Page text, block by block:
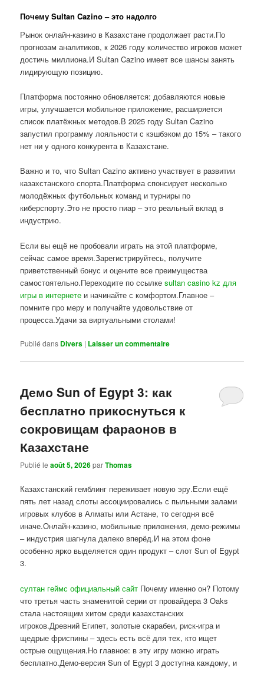
Почему Sultan Cazino – это надолго
Рынок онлайн-казино в Казахстане продолжает расти.По
прогнозам аналитиков, к 2026 году количество игроков может
достичь миллиона.И Sultan Cazino имеет все шансы занять
лидирующую позицию.
Платформа постоянно обновляется: добавляются новые
игры, улучшается мобильное приложение, расширяется
список платёжных методов.В 2025 году Sultan Cazino
запустил программу лояльности с кэшбэком до 15% – такого
нет ни у одного конкурента в Казахстане.
Важно и то, что Sultan Cazino активно участвует в развитии
казахстанского спорта.Платформа спонсирует несколько
молодёжных футбольных команд и турниры по
киберспорту.Это не просто пиар – это реальный вклад в
индустрию.
Если вы ещё не пробовали играть на этой платформе,
сейчас самое время.Зарегистрируйтесь, получите
приветственный бонус и оцените все преимущества
самостоятельно.Переходите по ссылкеsultan casino kz для
игры в интернете и начинайте с комфортом.Главное –
помните про меру и получайте удовольствие от
процесса.Удачи за виртуальными столами!
Publié dans Divers | Laisser un commentaire
Демо Sun of Egypt 3: как
бесплатно прикоснуться к
сокровищам фараонов в
Казахстане
Publié leaoût 5, 2026parThomas
Казахстанский гемблинг переживает новую эру.Если ещё
пять лет назад слоты ассоциировались с пыльными залами
игровых клубов в Алматы или Астане, то сегодня всё
иначе.Онлайн-казино, мобильные приложения, демо-режимы
– индустрия шагнула далеко вперёд.И на этом фоне
особенно ярко выделяется один продукт – слот Sun of Egypt
3.
султан геймс официальный сайт Почему именно он? Потому
что третья часть знаменитой серии от провайдера 3 Oaks
стала настоящим хитом среди казахстанских
игроков.Древний Египет, золотые скарабеи, риск-игра и
щедрые фриспины – здесь есть всё для тех, кто ищет
острые ощущения.Но главное: в эту игру можно играть
бесплатно.Демо-версия Sun of Egypt 3 доступна каждому, и